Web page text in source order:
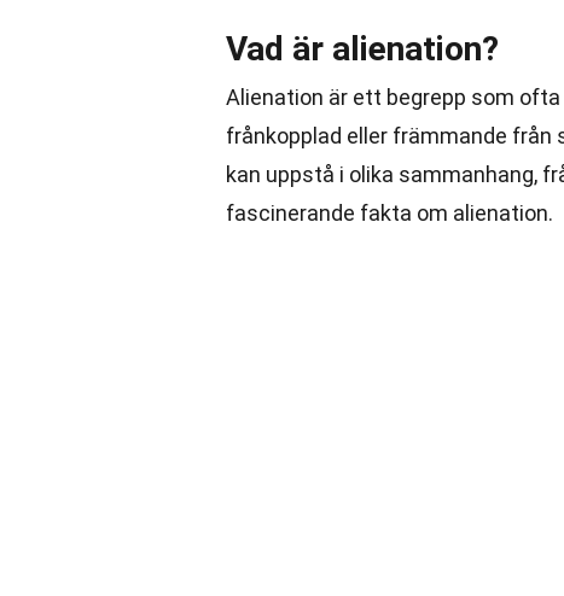
Vad är alienation?
Alienation är ett begrepp som
frånkopplad eller främmande från
kan uppstå i olika sammanhang,
fascinerande fakta om alienation.